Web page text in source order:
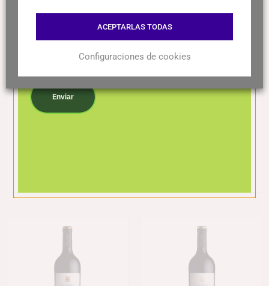
Figuero Viñas Viejas
ACEPTARLAS TODAS
Configuraciones de cookies
Enviar